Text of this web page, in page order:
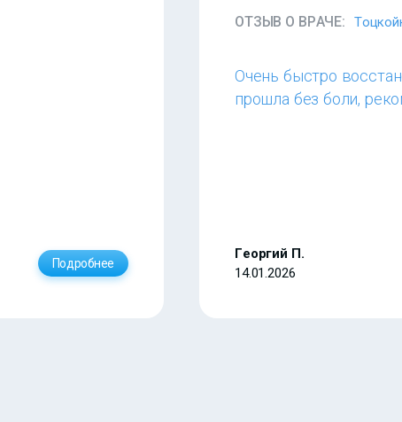
Подробнее
ОТЗЫВ О ВРАЧЕ:
Очень быстро
прошла без боли,
Георгий П.
14.01.2026